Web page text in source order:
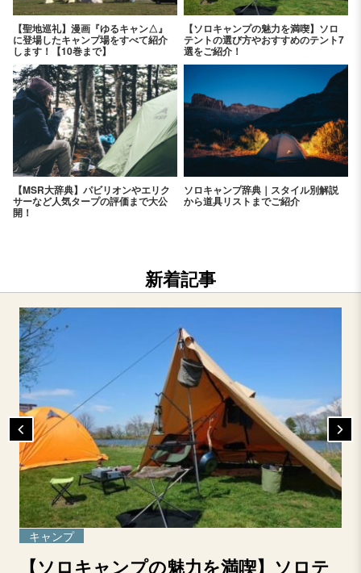
【聖地巡礼】漫画『ゆるキャン△』
に登場したキャンプ場をすべて紹介
します！【10巻まで】
【ソロキャンプの魅力を満喫】ソロ
テントの選び方やおすすめのテント7
選をご紹介！
【MSR大辞典】パビリオンやエリク
サーなど人気タープの評価まで大公
開！
ソロキャンプ辞典｜スタイル別解説
から道具リストまでご紹介
新着記事
キャンプ
【ソロキャンプの魅力を満喫】ソロテ